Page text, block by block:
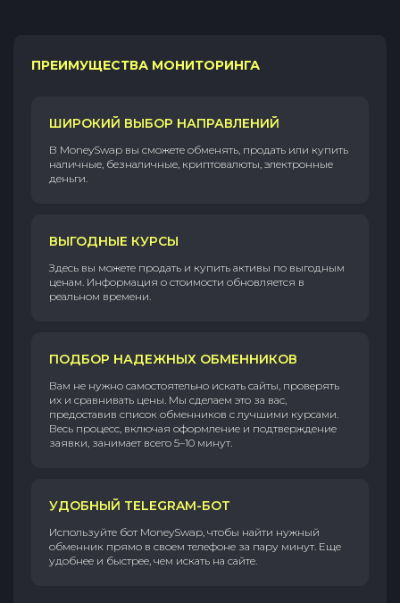
ПРЕИМУЩЕСТВА МОНИТОРИНГА
ШИРОКИЙ ВЫБОР НАПРАВЛЕНИЙ
В MoneySwap вы сможете обменять, продать или купить
наличные, безналичные, криптовалюты, электронные
деньги.
ВЫГОДНЫЕ КУРСЫ
Здесь вы можете продать и купить активы по выгодным
ценам. Информация о стоимости обновляется в
реальном времени.
ПОДБОР НАДЕЖНЫХ ОБМЕННИКОВ
Вам не нужно самостоятельно искать сайты, проверять
их и сравнивать цены. Мы сделаем это за вас,
предоставив список обменников с лучшими курсами.
Весь процесс, включая оформление и подтверждение
заявки, занимает всего 5–10 минут.
УДОБНЫЙ TELEGRAM-БОТ
Используйте бот MoneySwap, чтобы найти нужный
обменник прямо в своем телефоне за пару минут. Еще
удобнее и быстрее, чем искать на сайте.